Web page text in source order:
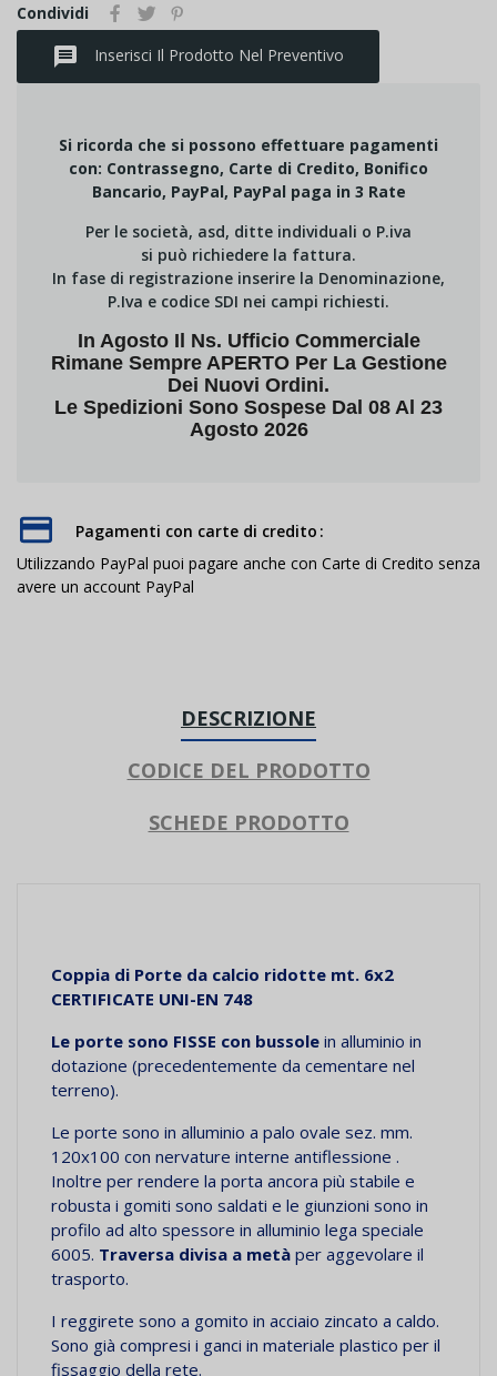
Condividi
message Inserisci Il Prodotto Nel Preventivo
Si ricorda che si possono effettuare pagamenti
con: Contrassegno, Carte di Credito, Bonifico
Bancario, PayPal, PayPal paga in 3 Rate
Per le società, asd, ditte individuali o P.iva
si può richiedere la fattura.
In fase di registrazione inserire la Denominazione,
P.Iva e codice SDI nei campi richiesti.
In Agosto Il Ns. Ufficio Commerciale
Rimane Sempre APERTO Per La Gestione
Dei Nuovi Ordini.
Le Spedizioni Sono Sospese Dal 08 Al 23
Agosto 2026
Pagamenti con carte di credito
Utilizzando PayPal puoi pagare anche con Carte di Credito senza
avere un account PayPal
DESCRIZIONE
CODICE DEL PRODOTTO
SCHEDE PRODOTTO
Coppia di Porte da calcio ridotte mt. 6x2
CERTIFICATE UNI-EN 748
Le porte sono FISSE con bussole in alluminio in
dotazione (precedentemente da cementare nel
terreno).
Le porte sono in alluminio a palo ovale sez. mm.
120x100 con nervature interne antiflessione .
Inoltre per rendere la porta ancora più stabile e
robusta i gomiti sono saldati e le giunzioni sono in
profilo ad alto spessore in alluminio lega speciale
6005. Traversa divisa a metà per aggevolare il
trasporto.
I reggirete sono a gomito in acciaio zincato a caldo.
Sono già compresi i ganci in materiale plastico per il
fissaggio della rete.